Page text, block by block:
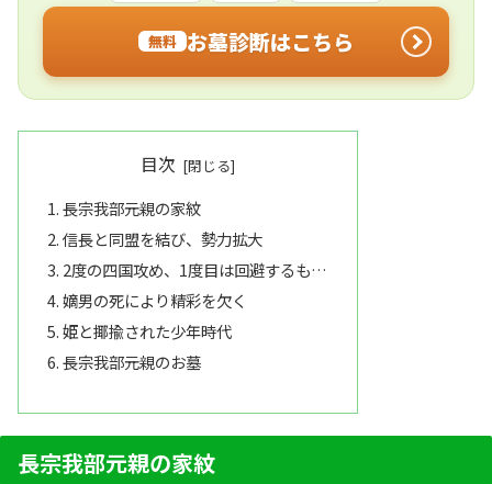
無料 お墓診断はこちら
目次
長宗我部元親の家紋
信長と同盟を結び、勢力拡大
2度の四国攻め、1度目は回避するも…
嫡男の死により精彩を欠く
姫と揶揄された少年時代
長宗我部元親のお墓
長宗我部元親の家紋